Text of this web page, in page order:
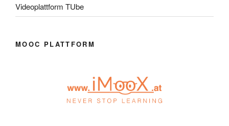
Videoplattform TUbe
MOOC PLATTFORM